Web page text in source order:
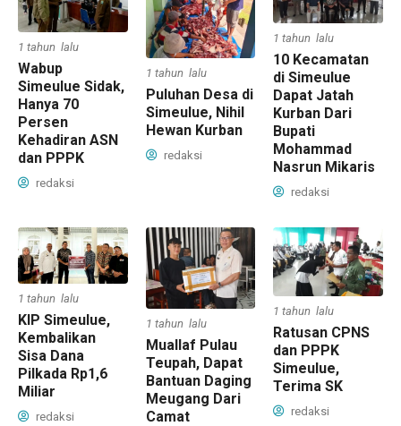
1 tahun lalu
Wabup
Simeulue Sidak,
Hanya 70
Persen
Kehadiran ASN
dan PPPK
redaksi
1 tahun lalu
Puluhan Desa di
Simeulue, Nihil
Hewan Kurban
redaksi
1 tahun lalu
10 Kecamatan
di Simeulue
Dapat Jatah
Kurban Dari
Bupati
Mohammad
Nasrun Mikaris
redaksi
1 tahun lalu
KIP Simeulue,
Kembalikan
Sisa Dana
Pilkada Rp1,6
Miliar
redaksi
1 tahun lalu
Muallaf Pulau
Teupah, Dapat
Bantuan Daging
Meugang Dari
Camat
1 tahun lalu
Ratusan CPNS
dan PPPK
Simeulue,
Terima SK
redaksi